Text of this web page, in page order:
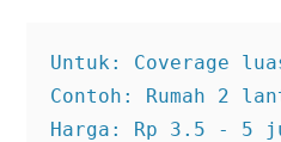
Untuk: Coverage
Contoh: Rumah 2
Harga: Rp 3.5 - 5